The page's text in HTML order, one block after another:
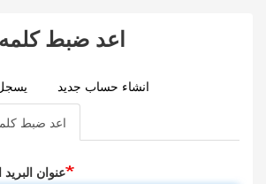
اعد ضبط
انشاء حساب جديد
اعد ضبط
tab)
عنوان البريد